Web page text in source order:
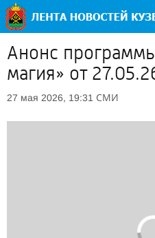
Анонс
магия» от
27 мая 2026, 19:31 СМИ